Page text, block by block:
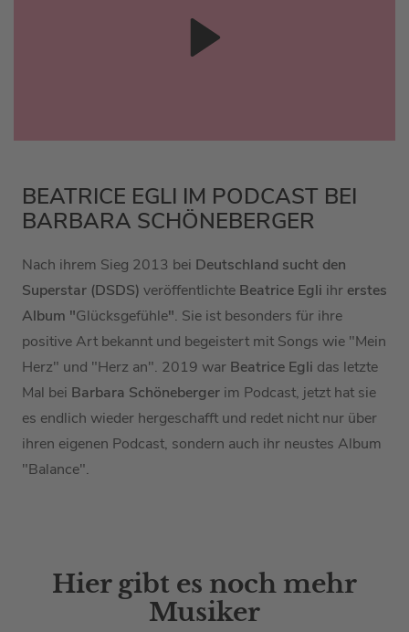
BEATRICE EGLI IM PODCAST BEI
BARBARA SCHÖNEBERGER
Nach ihrem Sieg 2013 bei Deutschland sucht den
Superstar (DSDS) veröffentlichte Beatrice Egli ihr erstes
Album "Glücksgefühle". Sie ist besonders für ihre
positive Art bekannt und begeistert mit Songs wie "Mein
Herz" und "Herz an". 2019 war Beatrice Egli das letzte
Mal bei Barbara Schöneberger im Podcast, jetzt hat sie
es endlich wieder hergeschafft und redet nicht nur über
ihren eigenen Podcast, sondern auch ihr neustes Album
"Balance".
Hier gibt es noch mehr
Musiker